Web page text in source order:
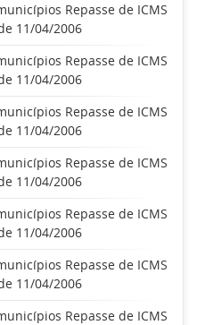
Repasse de ICMS
11/04/2006
Repasse de ICMS
11/04/2006
Repasse de ICMS
11/04/2006
Repasse de ICMS
11/04/2006
Repasse de ICMS
11/04/2006
Repasse de ICMS
11/04/2006
Repasse de ICMS